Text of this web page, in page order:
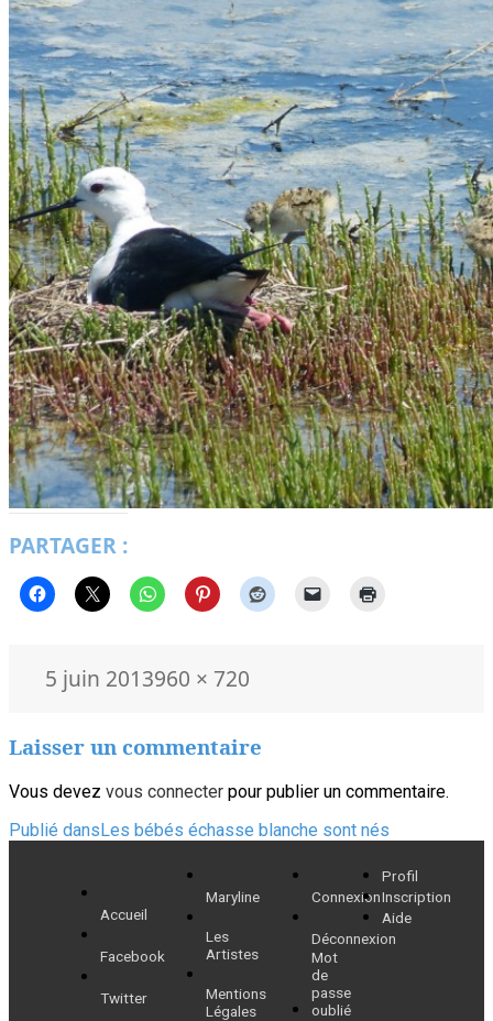
PARTAGER :
Publié
5 juin 2013Taille
960 × 720
Laisser un commentaire
Vous devez vous connecter pour publier un commentaire.
Navigation
l’article
Publié dansLes bébés échasse blanche sont nés
Accueil
Facebook
Twitter
Maryline
Les
Artistes
Mentions
Légales
Connexion
Déconnexion
Mot
de
passe
oublié
Profil
Inscription
Aide